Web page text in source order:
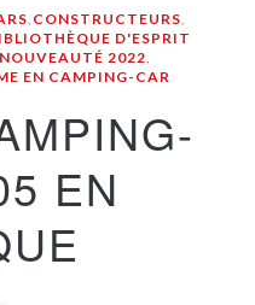
, CONSTRUCTEURS,
D'ESPRIT
NOUVEAUTÉ 2022,
EN CAMPING-CAR
EN